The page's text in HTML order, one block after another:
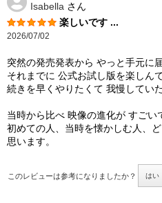
Isabella さん
楽しいです ...
2026/07/02
突然の発売発表から やっと手元に
それまでに 公式お試し版を楽しん
続きを早くやりたくて 我慢してい
当時から比べ 映像の進化が すごい
初めての人、当時を懐かしむ人、
思います。
このレビューは参考になりましたか？ はい